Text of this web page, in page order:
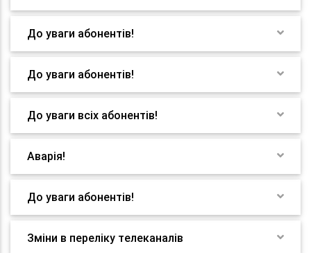
До уваги абонентів!
До уваги абонентів!
До уваги всіх абонентів!
Аварія!
До уваги абонентів!
Зміни в переліку телеканалів